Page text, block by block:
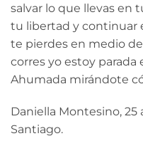
salvar lo que llevas en
tu libertad y continuar
te pierdes en medio
corres yo estoy parada
Ahumada mirándote
Daniella Montesino, 25
Santiago.